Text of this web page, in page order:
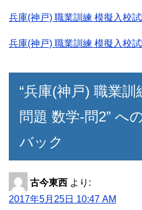
兵庫(神戸) 職業訓練 模擬入校
兵庫(神戸) 職業訓練 模擬入校
“兵庫(神戸) 職業
問題 数学-問2” へ
バック
古今東西 より:
2017年5月25日 10:47 AM